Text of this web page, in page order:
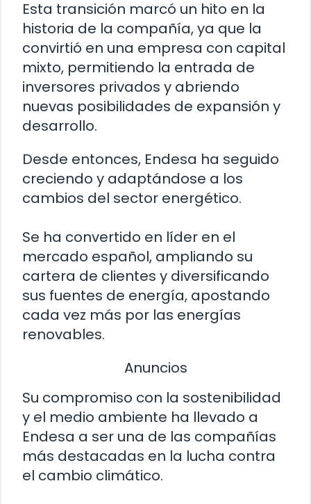
Esta transición marcó un hito en la
historia de la compañía, ya que la
convirtió en una empresa con capital
mixto, permitiendo la entrada de
inversores privados y abriendo
nuevas posibilidades de expansión y
desarrollo.
Desde entonces, Endesa ha seguido
creciendo y adaptándose a los
cambios del sector energético.
Se ha convertido en líder en el
mercado español, ampliando su
cartera de clientes y diversificando
sus fuentes de energía, apostando
cada vez más por las energías
renovables.
Anuncios
Su compromiso con la sostenibilidad
y el medio ambiente ha llevado a
Endesa a ser una de las compañías
más destacadas en la lucha contra
el cambio climático.